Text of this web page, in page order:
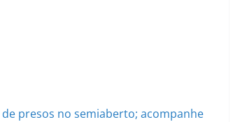
presos no semiaberto; acompanhe